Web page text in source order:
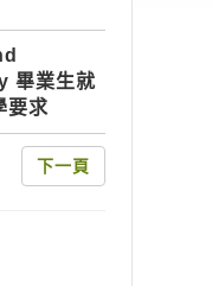
畢業生就
要求
下一頁